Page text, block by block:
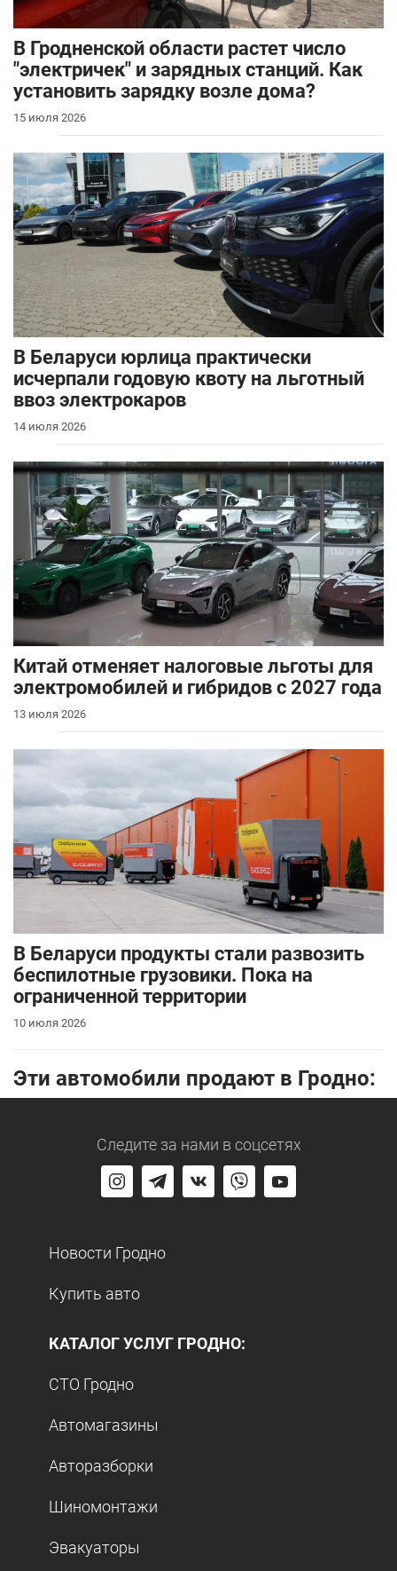
В Гродненской области растет число
"электричек" и зарядных станций. Как
установить зарядку возле дома?
15 июля 2026
В Беларуси юрлица практически
исчерпали годовую квоту на льготный
ввоз электрокаров
14 июля 2026
Китай отменяет налоговые льготы для
электромобилей и гибридов с 2027 года
13 июля 2026
В Беларуси продукты стали развозить
беспилотные грузовики. Пока на
ограниченной территории
10 июля 2026
Эти автомобили продают в Гродно:
Следите за нами в соцсетях
Новости Гродно
Купить авто
КАТАЛОГ УСЛУГ ГРОДНО:
СТО Гродно
Автомагазины
Авторазборки
Шиномонтажи
Эвакуаторы